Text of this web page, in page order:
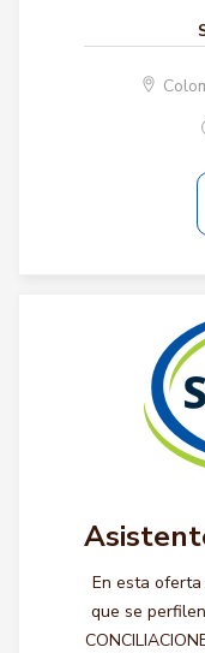
En esta
que se